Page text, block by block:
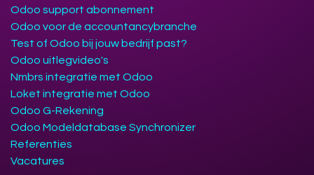
Odoo support abonnement
Odoo voor de accountancybranche
Test of Odoo bij jouw bedrijf past?
Odoo uitlegvideo's
Nmbrs integratie met Odoo
Loket integratie met Odoo
Odoo G-Rekening
Odoo Modeldatabase Synchronizer
Referenties
Vacatures